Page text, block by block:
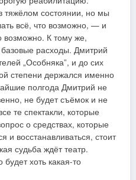
тяжёлом состоянии, но мы
всё, что возможно, — и
возможно. К тому же,
базовые расходы. Дмитрий
„Особняка”, и до сих
степени держался именно
полгода Дмитрий не
не будет съёмок и не
те спектакли, которые
о средствах, которые
и восстанавливаться, стоит
судьба ждёт театр.
хоть какая-то